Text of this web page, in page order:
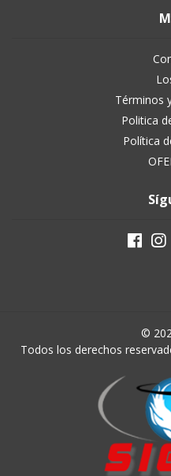
Términos
Politica
Política
©
Todos los derechos